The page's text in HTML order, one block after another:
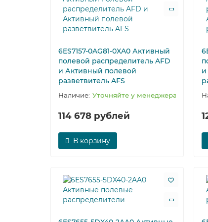
6ES7157-0AG81-0XA0 Активный
полевой распределитель AFD
и Активный полевой
разветвитель AFS
Уточняйте у менеджера
114 678 рублей
В корзину